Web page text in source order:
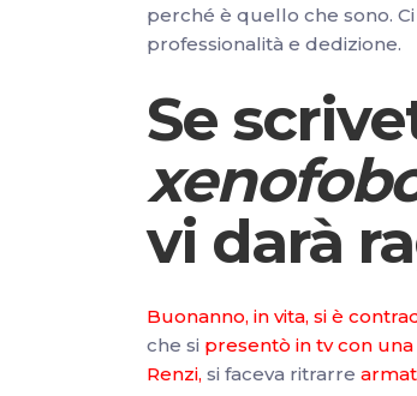
perché è quello che sono.
professionalità e dedizione.
Se
vi darà
Buonanno, in vita, si è
che si presentò in tv con una
Renzi, si faceva ritrarre